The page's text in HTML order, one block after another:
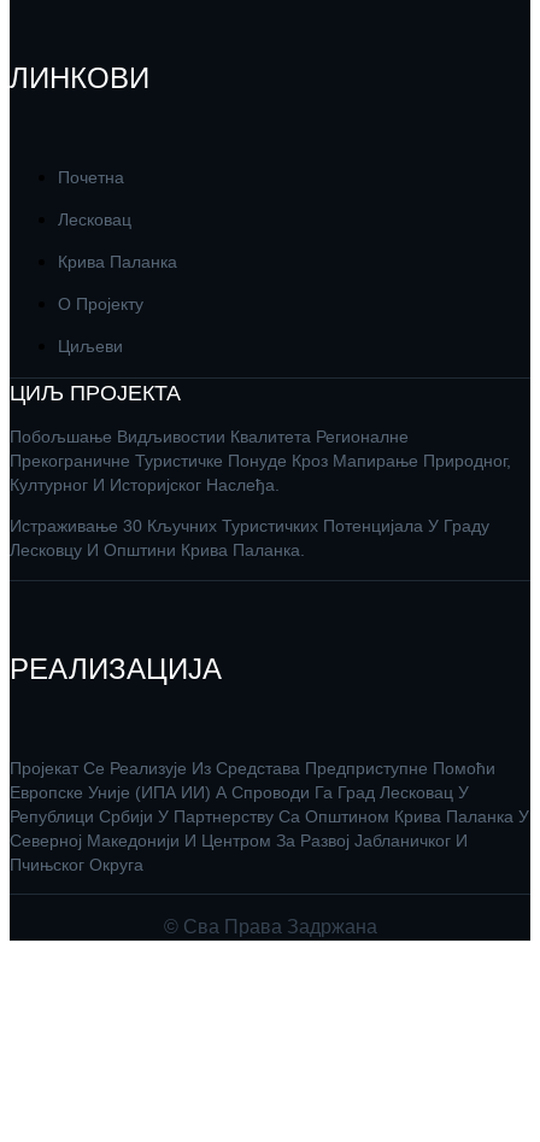
ЛИНКОВИ
Почетна
Лесковац
Крива Паланка
О Пројекту
Циљеви
ЦИЉ ПРОЈЕКТА
Побољшање Видљивостии Квалитета Регионалне
Прекограничне Туристичке Понуде Кроз Мапирање Природног,
Културног И Историјског Наслеђа.
Истраживање 30 Кључних Туристичких Потенцијала У Граду
Лесковцу И Општини Крива Паланка.
РЕАЛИЗАЦИЈА
Пројекат Се Реализује Из Средстава Предприступне Помоћи
Европске Уније (ИПА ИИ) А Спроводи Га Град Лесковац У
Републици Србији У Партнерству Са Општином Крива Паланка У
Северној Македонији И Центром За Развој Јабланичког И
Пчињског Округа
© Сва Права Задржана